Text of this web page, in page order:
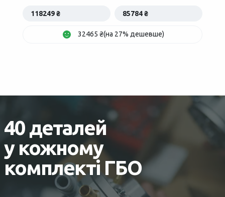
118249 ₴ 85784 ₴
32465 ₴(на 27% дешевше)
40 деталей
у кожному
комплекті ГБО